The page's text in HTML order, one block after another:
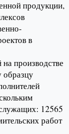
продукции,
в
производстве
образцу
12565
работ